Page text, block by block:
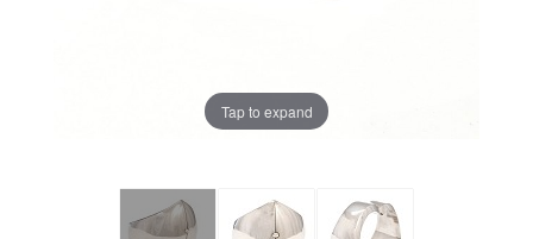
Tap to expand